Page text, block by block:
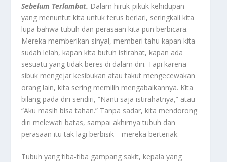
Sebelum Terlambat. Dalam hiruk-pikuk kehidupan
yang menuntut kita untuk terus berlari, seringkali kita
lupa bahwa tubuh dan perasaan kita pun berbicara.
Mereka memberikan sinyal, memberi tahu kapan kita
sudah lelah, kapan kita butuh istirahat, kapan ada
sesuatu yang tidak beres di dalam diri. Tapi karena
sibuk mengejar kesibukan atau takut mengecewakan
orang lain, kita sering memilih mengabaikannya. Kita
bilang pada diri sendiri, “Nanti saja istirahatnya,” atau
“Aku masih bisa tahan.” Tanpa sadar, kita mendorong
diri melewati batas, sampai akhirnya tubuh dan
perasaan itu tak lagi berbisik—mereka berteriak.
Tubuh yang tiba-tiba gampang sakit, kepala yang